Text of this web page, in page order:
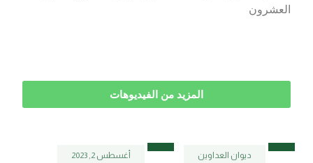
العشرون
المزيد من الفيديوهات
ديوان العداوين أغسطس 2, 2023